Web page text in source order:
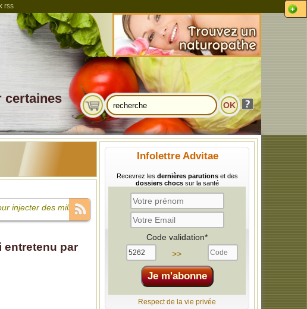
rss
certaines
Infolettre Advitae
Recevrez les dernières parutionset des
dossiers chocssur la santé
Code validation*
>>
Respect de la vie privée
injecter des milliards
infantile et
entretenu par